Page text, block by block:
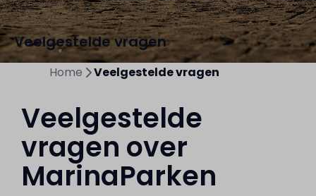
Veelgestelde vragen
Home Veelgestelde vragen
Veelgestelde
vragen over
MarinaParken